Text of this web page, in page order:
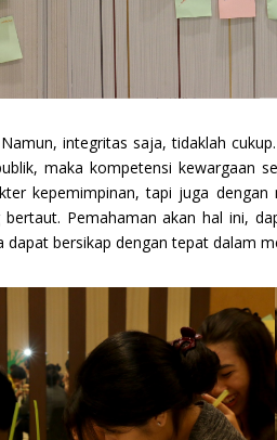
integritas saja, tidaklah
maka kompetensi kewargaan
kepemimpinan, tapi juga
Pemahaman akan hal ini,
bersikap dengan tepat dalam